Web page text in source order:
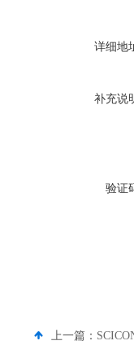
详细地
补充说
验证
上一篇：